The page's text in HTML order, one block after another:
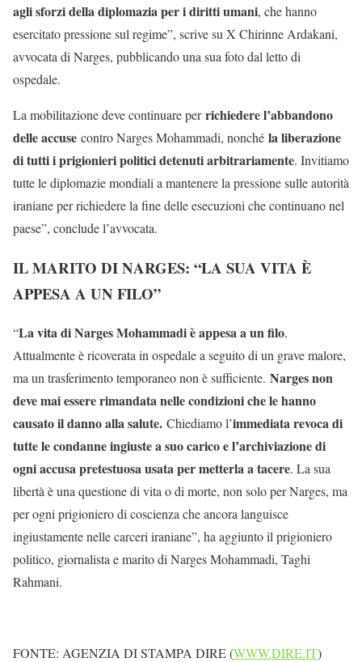
agli sforzi della diplomazia per i diritti umani, che hanno
esercitato pressione sul regime”, scrive su X Chirinne Ardakani,
avvocata di Narges, pubblicando una sua foto dal letto di
ospedale.
La mobilitazione deve continuare perrichiedere l’abbandono
delle accuse contro Narges Mohammadi, nonché la liberazione
di tutti i prigionieri politici detenuti arbitrariamente. Invitiamo
tutte le diplomazie mondiali a mantenere la pressione sulle autorità
iraniane per richiedere la fine delle esecuzioni che continuano nel
paese”, conclude l’avvocata.
IL MARITO DI NARGES: “LA SUA VITA È
APPESA A UN FILO”
“La vita di Narges Mohammadi è appesa a un filo.
Attualmente è ricoverata in ospedale a seguito di un grave malore,
ma un trasferimento temporaneo non è sufficiente. Narges non
deve mai essere rimandata nelle condizioni che le hanno
causato il danno alla salute. Chiediamo l’immediata revoca di
tutte le condanne ingiuste a suo carico e l’archiviazione di
ogni accusa pretestuosa usata per metterla a tacere. La sua
libertà è una questione di vita o di morte, non solo per Narges, ma
per ogni prigioniero di coscienza che ancora languisce
ingiustamente nelle carceri iraniane”, ha aggiunto il prigioniero
politico, giornalista e marito di Narges Mohammadi, Taghi
Rahmani.
FONTE: AGENZIA DI STAMPA DIRE (WWW.DIRE.IT)